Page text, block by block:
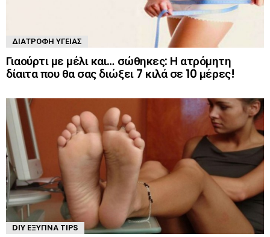
ΔΙΑΤΡΟΦΉ ΥΓΕΊΑΣ
Γιαούρτι με μέλι και… σώθηκες: Η ατρόμητη
δίαιτα που θα σας διώξει 7 κιλά σε 10 μέρες!
DIY ΈΞΥΠΝΑ TIPS